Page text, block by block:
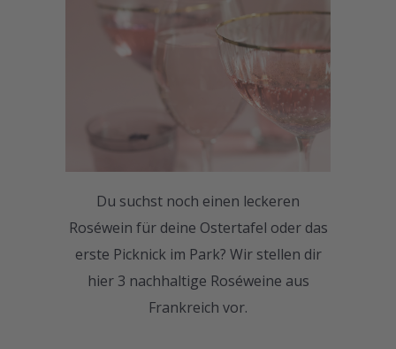
Du suchst noch einen leckeren
Roséwein für deine Ostertafel oder das
erste Picknick im Park? Wir stellen dir
hier 3 nachhaltige Roséweine aus
Frankreich vor.